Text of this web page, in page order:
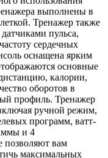
выполнены в
Тренажер также
пульса,
сердечных
оснащена ярким
основные
калории,
оборотов в
профиль. Тренажер
ручной режим,
программ, ватт-
и 4
позволяют вам
максимальных